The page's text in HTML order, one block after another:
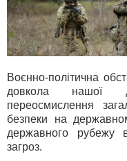
Воєнно-політична
довкола нашої
переосмислення
безпеки на
державного рубежу
загроз.